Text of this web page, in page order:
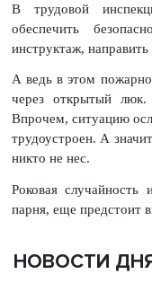
В трудовой
обеспечить
инструктаж,
А ведь в этом
через открытый
Впрочем, ситуацию
трудоустроен. А
никто не нес.
Роковая случайность
парня, еще предстоит
НОВОСТИ